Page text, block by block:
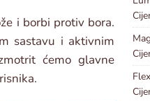
i borbi protiv bora.
sastavu i aktivnim
ćemo glavne